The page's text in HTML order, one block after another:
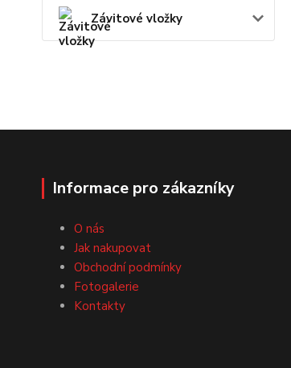
Závitové vložky
Informace pro zákazníky
O nás
Jak nakupovat
Obchodní podmínky
Fotogalerie
Kontakty